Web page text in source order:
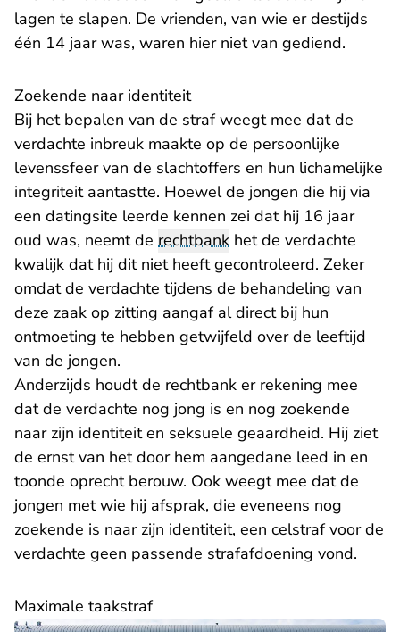
lagen te slapen. De vrienden, van wie er destijds
één 14 jaar was, waren hier niet van gediend.
​Zoekende naar identiteit
Bij het bepalen van de straf weegt mee dat de
verdachte inbreuk maakte op de persoonlijke
levenssfeer van de slachtoffers en hun lichamelijke
integriteit aantastte. Hoewel de jongen die hij via
een datingsite leerde kennen zei dat hij 16 jaar
oud was, neemt de rechtbank het de verdachte
kwalijk dat hij dit niet heeft gecontroleerd. Zeker
omdat de verdachte tijdens de behandeling van
deze zaak op zitting aangaf al direct bij hun
ontmoeting te hebben getwijfeld over de leeftijd
van de jongen.
Anderzijds houdt de rechtbank er rekening mee
dat de verdachte nog jong is en nog zoekende
naar zijn identiteit en seksuele geaardheid. Hij ziet
de ernst van het door hem aangedane leed in en
toonde oprecht berouw. Ook weegt mee dat de
jongen met wie hij afsprak, die eveneens nog
zoekende is naar zijn identiteit, een celstraf voor de
verdachte geen passende strafafdoening vond.
​Maximale taakstraf